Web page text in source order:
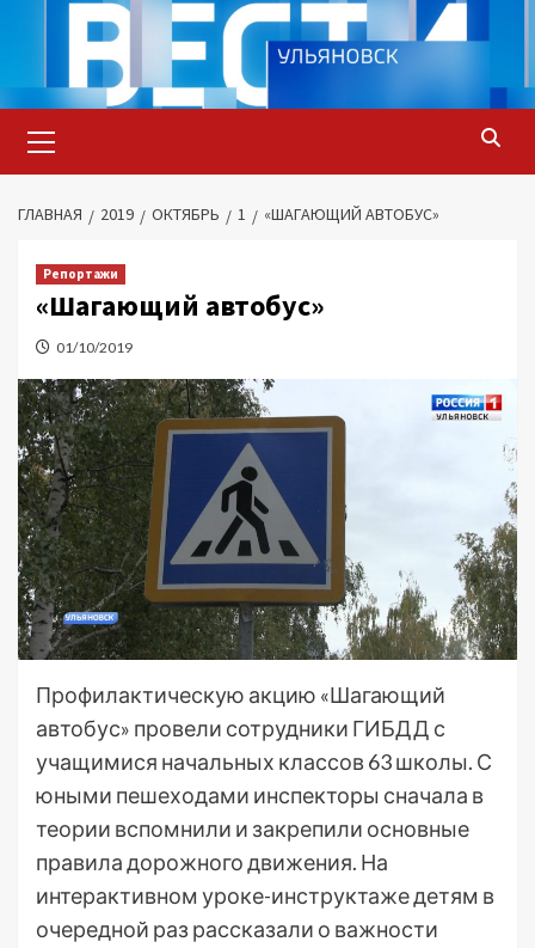
содержимому
меню
ГЛАВНАЯ 2019 ОКТЯБРЬ 1 «ШАГАЮЩИЙ АВТОБУС»
Репортажи
«Шагающий автобус»
01/10/2019
Профилактическую акцию «Шагающий
автобус» провели сотрудники ГИБДД с
учащимися начальных классов 63 школы. С
юными пешеходами инспекторы сначала в
теории вспомнили и закрепили основные
правила дорожного движения. На
интерактивном уроке-инструктаже детям в
очередной раз рассказали о важности